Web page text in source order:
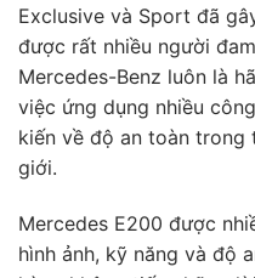
Exclusive và Sport đã
được rất nhiều người
Mercedes-Benz luôn là
việc ứng dụng nhiều
kiến về độ an toàn
giới.
Mercedes E200 được
hình ảnh, kỹ năng và độ